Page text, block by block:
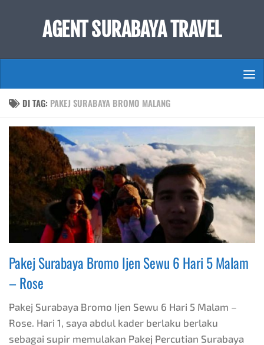
Skip to content
AGENT SURABAYA TRAVEL
DI TAG: PAKEJ SURABAYA BROMO MALANG
Pakej Surabaya Bromo Ijen Sewu 6 Hari 5 Malam
– Rose
Pakej Surabaya Bromo Ijen Sewu 6 Hari 5 Malam –
Rose. Hari 1, saya abdul kader berlaku berlaku
sebagai supir memulakan Pakej Percutian Surabaya